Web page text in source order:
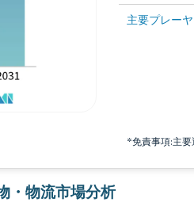
主要プレー
*免責事項:主
画像 © Mordor
・物流市場分析